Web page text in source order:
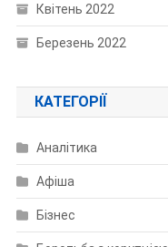
Квітень 2022
Березень 2022
КАТЕГОРІЇ
Аналітика
Афіша
Бізнес